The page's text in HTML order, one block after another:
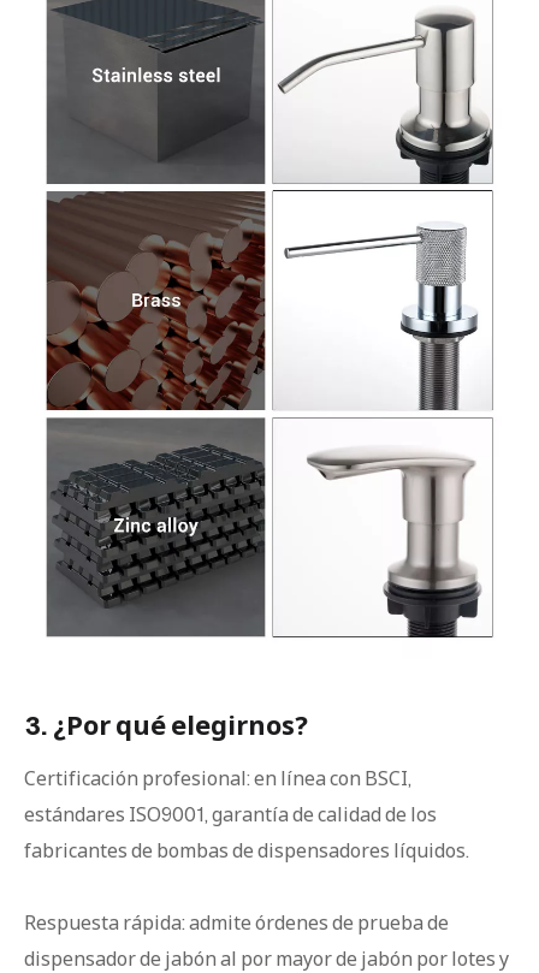
3. ¿Por qué elegirnos?
Certificación profesional: en línea con BSCI,
estándares ISO9001, garantía de calidad de los
fabricantes de bombas de dispensadores líquidos.
Respuesta rápida: admite órdenes de prueba de
dispensador de jabón al por mayor de jabón por lotes y